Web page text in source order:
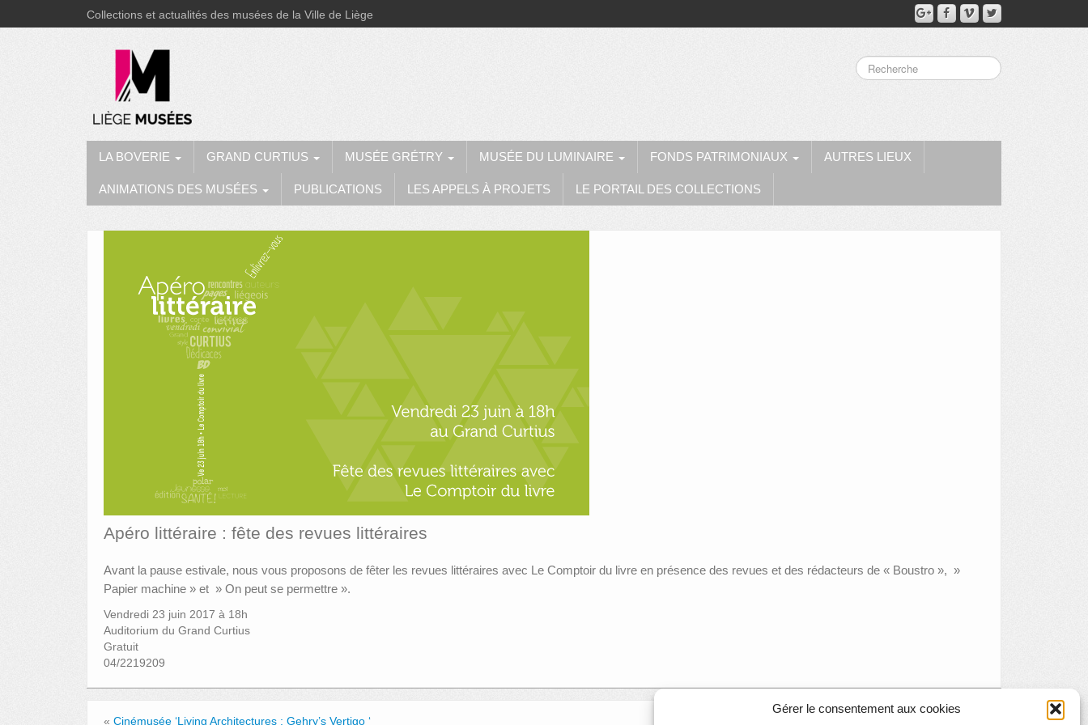
Gérer le consentement aux cookies
Collections et actualités des musées de la Ville de Liège
LA BOVERIE GRAND CURTIUS MUSÉE GRÉTRY MUSÉE DU LUMINAIRE FONDS PATRIMONIAUX AUTRES LIEUX
ANIMATIONS DES MUSÉES PUBLICATIONS LES APPELS À PROJETS LE PORTAIL DES COLLECTIONS
Apéro littéraire : fête des revues littéraires
Avant la pause estivale, nous vous proposons de fêter les revues littéraires avec Le Comptoir du livre en présence des revues et des rédacteurs de « Boustro », »
Papier machine » et » On peut se permettre ».
Vendredi 23 juin 2017 à 18h
Auditorium du Grand Curtius
Gratuit
04/2219209
« Cinémusée ‘Living Architectures : Gehry’s Vertigo ‘